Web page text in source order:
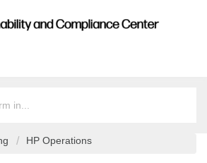
HP Operations